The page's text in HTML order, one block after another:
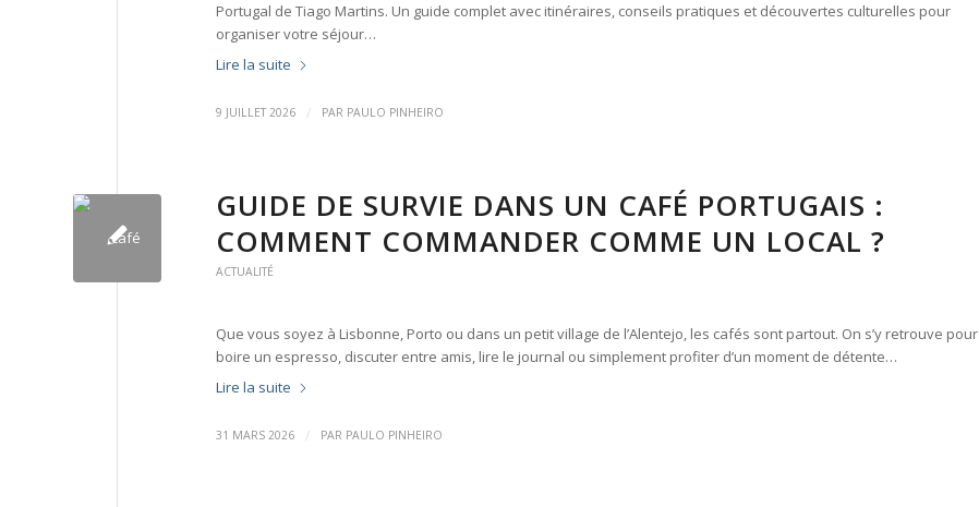
Portugal de Tiago Martins. Un guide complet avec itinéraires, conseils pratiques et découvertes culturelles pour
organiser votre séjour…
Lire la suite
9 JUILLET 2026 / PAR PAULO PINHEIRO
GUIDE DE SURVIE DANS UN CAFÉ PORTUGAIS :
COMMENT COMMANDER COMME UN LOCAL ?
ACTUALITÉ
Que vous soyez à Lisbonne, Porto ou dans un petit village de l’Alentejo, les cafés sont partout. On s’y retrouve pour
boire un espresso, discuter entre amis, lire le journal ou simplement profiter d’un moment de détente…
Lire la suite
31 MARS 2026 / PAR PAULO PINHEIRO